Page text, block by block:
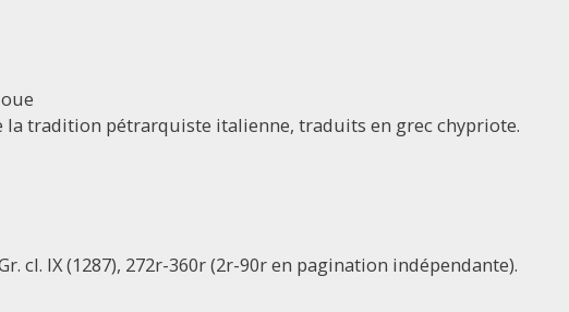
la tradition pétrarquiste italienne, traduits en grec chypriote.
cl. IX (1287), 272r-360r (2r-90r en pagination indépendante).